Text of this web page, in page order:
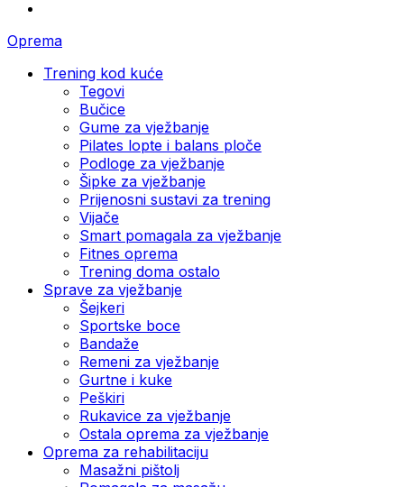
Oprema
Trening kod kuće
Tegovi
Bučice
Gume za vježbanje
Pilates lopte i balans ploče
Podloge za vježbanje
Šipke za vježbanje
Prijenosni sustavi za trening
Vijače
Smart pomagala za vježbanje
Fitnes oprema
Trening doma ostalo
Sprave za vježbanje
Šejkeri
Sportske boce
Bandaže
Remeni za vježbanje
Gurtne i kuke
Peškiri
Rukavice za vježbanje
Ostala oprema za vježbanje
Oprema za rehabilitaciju
Masažni pištolj